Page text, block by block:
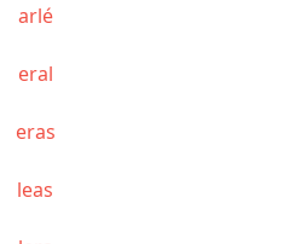
arlé
eral
eras
leas